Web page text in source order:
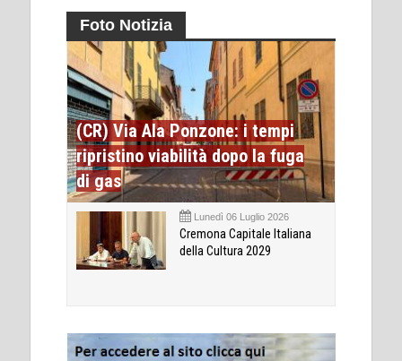
Foto Notizia
(CR) Via Ala Ponzone: i tempi
ripristino viabilità dopo la fuga
di gas
Lunedì 06 Luglio 2026
Cremona Capitale Italiana
della Cultura 2029